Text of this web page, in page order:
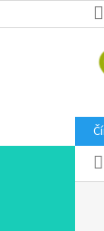
na